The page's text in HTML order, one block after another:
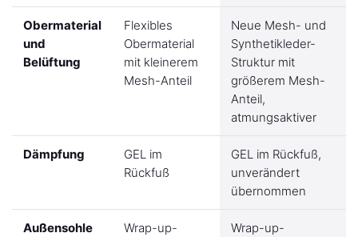
Obermaterial
und
Belüftung
Flexibles
Obermaterial
mit kleinerem
Mesh-Anteil
Neue Mesh- und
Synthetikleder-
Struktur mit
größerem Mesh-
Anteil,
atmungsaktiver
Dämpfung
GEL im
Rückfuß
GEL im Rückfuß,
unverändert
übernommen
Außensohle
Wrap-up-
Wrap-up-